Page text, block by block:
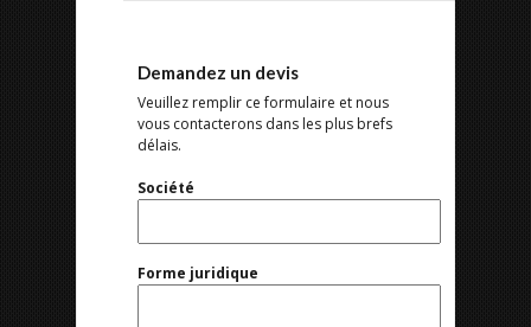
Demandez un devis
Veuillez remplir ce formulaire et nous
vous contacterons dans les plus brefs
délais.
Société
Forme juridique